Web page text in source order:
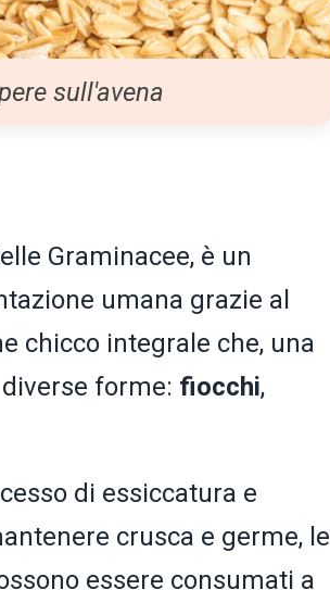
sull'avena
Graminacee, è un
umana grazie al
chicco integrale che, una
forme: fiocchi,
di essiccatura e
crusca e germe, le
essere consumati a